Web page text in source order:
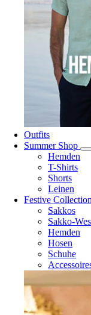
Outfits
Summer Shop
Hemden
T-Shirts
Shorts
Leinen
Festive Collection
Sakkos
Sakko-
Hemden
Hosen
Schuhe